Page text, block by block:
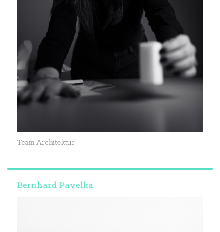
Team Architektur
Bernhard Pavelka